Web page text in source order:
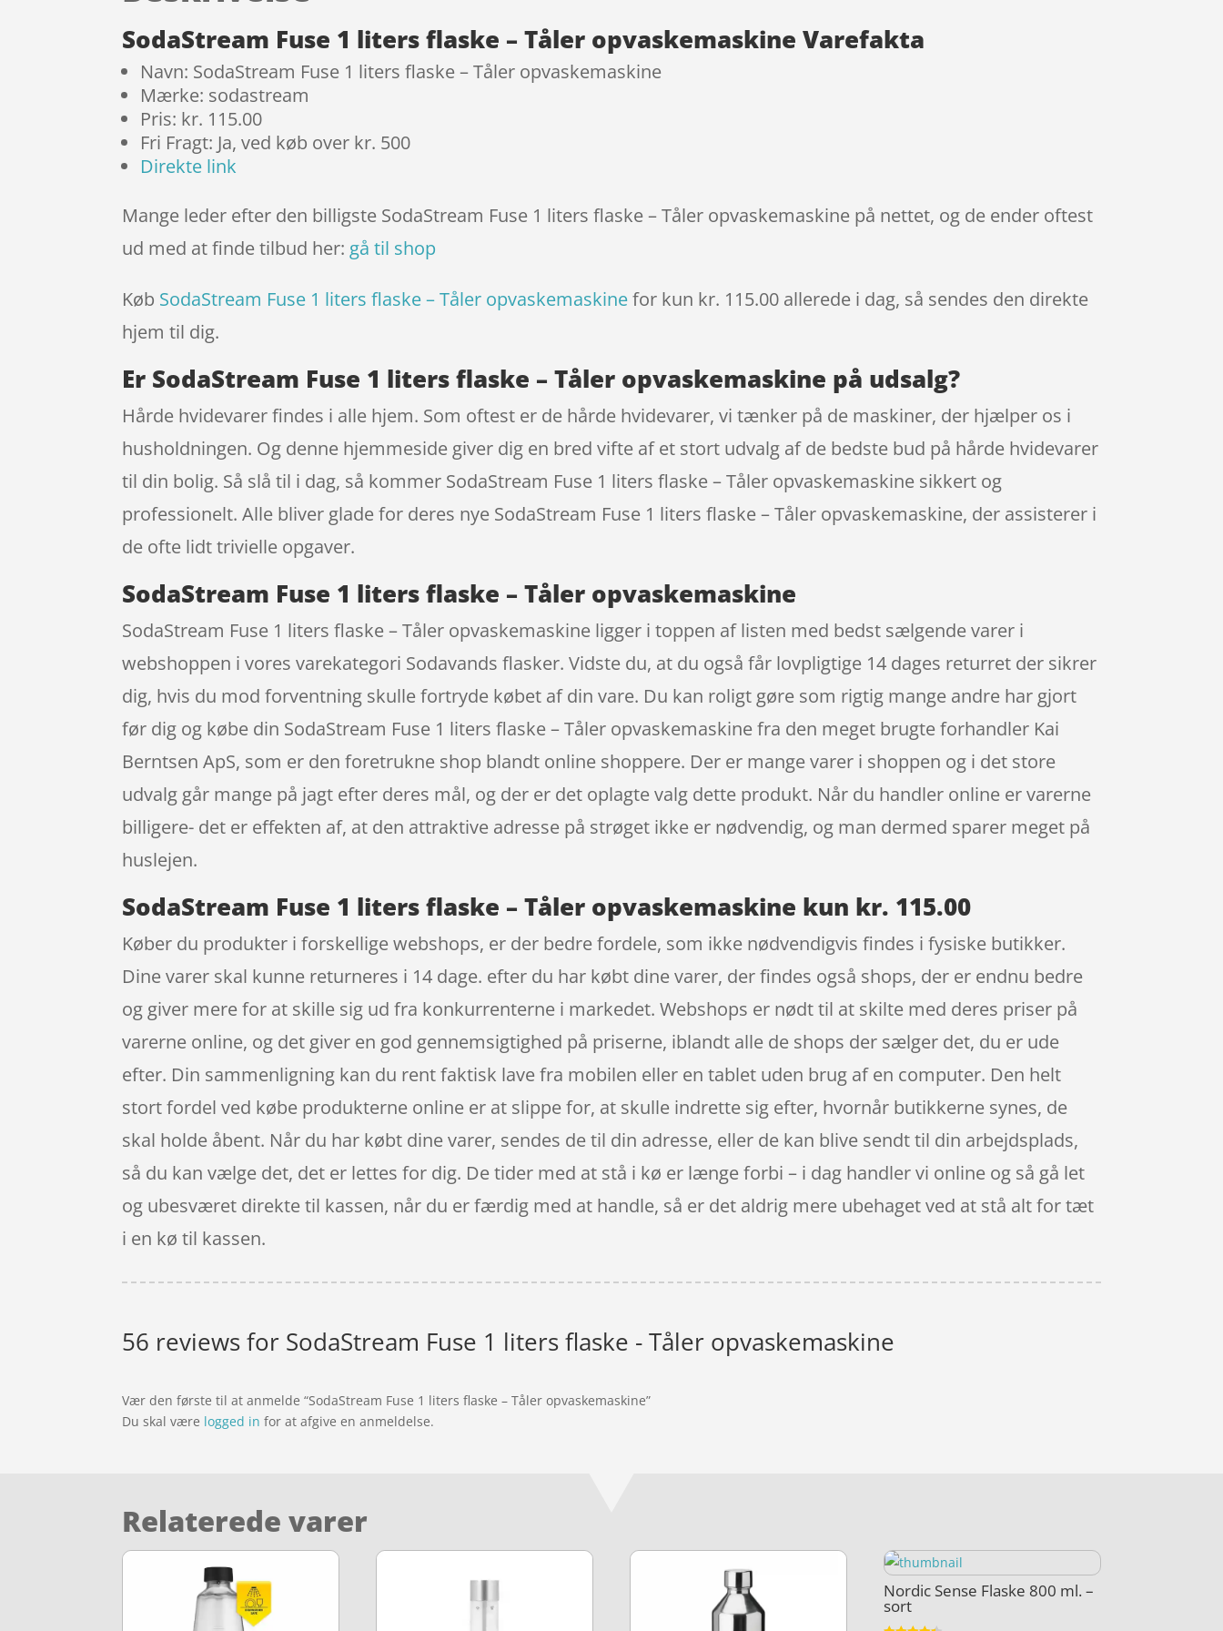
ømmels
SodaStream Fuse 1 liters flaske – Tåler opvaskemaskine Varefakta
Navn: SodaStream Fuse 1 liters flaske – Tåler opvaskemaskine
Mærke: sodastream
Pris: kr. 115.00
Fri Fragt: Ja, ved køb over kr. 500
Direkte link
Mange leder efter den billigste SodaStream Fuse 1 liters flaske – Tåler opvaskemaskine på nettet, og de ender oftest
ud med at finde tilbud her: gå til shop
Køb SodaStream Fuse 1 liters flaske – Tåler opvaskemaskinefor kun kr. 115.00 allerede i dag, så sendes den direkte
hjem til dig.
Er SodaStream Fuse 1 liters flaske – Tåler opvaskemaskine på udsalg?
Hårde hvidevarer findes i alle hjem. Som oftest er de hårde hvidevarer, vi tænker på de maskiner, der hjælper os i
husholdningen. Og denne hjemmeside giver dig en bred vifte af et stort udvalg af de bedste bud på hårde hvidevarer
til din bolig. Så slå til i dag, så kommer SodaStream Fuse 1 liters flaske – Tåler opvaskemaskine sikkert og
professionelt. Alle bliver glade for deres nye SodaStream Fuse 1 liters flaske – Tåler opvaskemaskine, der assisterer i
de ofte lidt trivielle opgaver.
SodaStream Fuse 1 liters flaske – Tåler opvaskemaskine
SodaStream Fuse 1 liters flaske – Tåler opvaskemaskine ligger i toppen af listen med bedst sælgende varer i
webshoppen i vores varekategori Sodavands flasker. Vidste du, at du også får lovpligtige 14 dages returret der sikrer
dig, hvis du mod forventning skulle fortryde købet af din vare. Du kan roligt gøre som rigtig mange andre har gjort
før dig og købe din SodaStream Fuse 1 liters flaske – Tåler opvaskemaskine fra den meget brugte forhandler Kai
Berntsen ApS, som er den foretrukne shop blandt online shoppere. Der er mange varer i shoppen og i det store
udvalg går mange på jagt efter deres mål, og der er det oplagte valg dette produkt. Når du handler online er varerne
billigere- det er effekten af, at den attraktive adresse på strøget ikke er nødvendig, og man dermed sparer meget på
huslejen.
SodaStream Fuse 1 liters flaske – Tåler opvaskemaskine kun kr. 115.00
Køber du produkter i forskellige webshops, er der bedre fordele, som ikke nødvendigvis findes i fysiske butikker.
Dine varer skal kunne returneres i 14 dage. efter du har købt dine varer, der findes også shops, der er endnu bedre
og giver mere for at skille sig ud fra konkurrenterne i markedet. Webshops er nødt til at skilte med deres priser på
varerne online, og det giver en god gennemsigtighed på priserne, iblandt alle de shops der sælger det, du er ude
efter. Din sammenligning kan du rent faktisk lave fra mobilen eller en tablet uden brug af en computer. Den helt
stort fordel ved købe produkterne online er at slippe for, at skulle indrette sig efter, hvornår butikkerne synes, de
skal holde åbent. Når du har købt dine varer, sendes de til din adresse, eller de kan blive sendt til din arbejdsplads,
så du kan vælge det, det er lettes for dig. De tider med at stå i kø er længe forbi – i dag handler vi online og så gå let
og ubesværet direkte til kassen, når du er færdig med at handle, så er det aldrig mere ubehaget ved at stå alt for tæt
i en kø til kassen.
56 reviews for SodaStream Fuse 1 liters flaske - Tåler opvaskemaskine
Vær den første til at anmelde “SodaStream Fuse 1 liters flaske – Tåler opvaskemaskine”
Du skal være logged in for at afgive en anmeldelse.
Relaterede varer
Nordic Sense Flaske 800 ml. –
sort